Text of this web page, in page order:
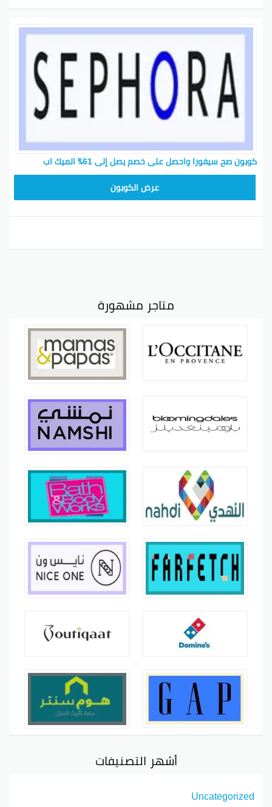
كوبون صح سيفورا واحصل على خصم يصل إلى 61٪ الميك اب
عرض الكوبون
متاجر مشهورة
أشهر التصنيفات
Uncategorized